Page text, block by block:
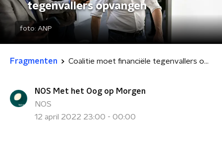
tegenvallers opvangen
foto: ANP
Fragmenten Coalitie moet financiële tegenvallers opvangen
NOS Met het Oog op Morgen
NOS
12 april 2022 23:00 - 00:00